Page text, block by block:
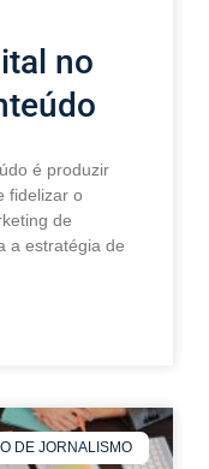
no
é produzir
fidelizar o
de
a estratégia de
DE JORNALISMO